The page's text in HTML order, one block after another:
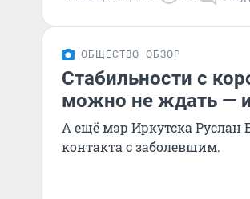
ОБЩЕСТВО ОБЗОР
Стабильности с
можно не ждать —
А ещё мэр Иркутска Руслан
контакта с заболевшим.